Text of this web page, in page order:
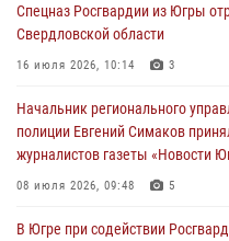
05 августа 2026, 11:14
В Югре сотрудники
05 августа 2026, 05:56
Генерал-полковник Юрий
молодёжном образовательном
Спецназ Росгвардии из Югры
Свердловской области
16 июля 2026, 10:14 3
Начальник регионального
полиции Евгений Симаков
журналистов газеты «Новости
08 июля 2026, 09:48 5
В Югре при содействии